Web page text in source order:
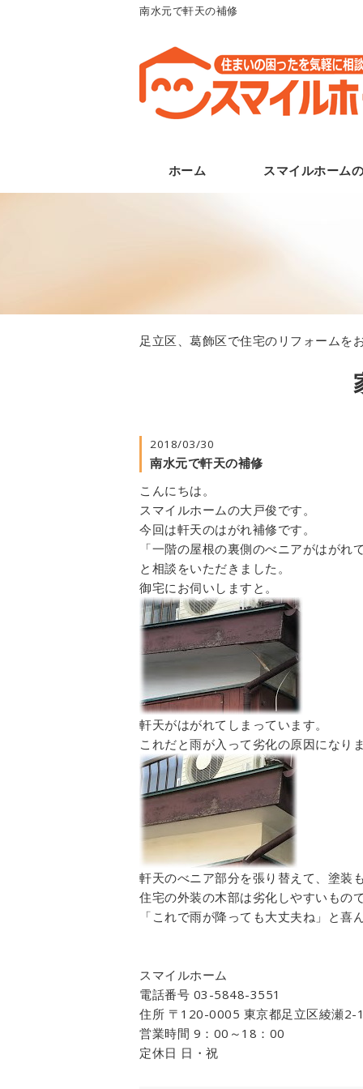
南水元で軒天の補修
ホーム スマイルホーム
足立区、葛飾区で住宅のリフォームを
2018/03/30
南水元で軒天の補修
こんにちは。
スマイルホームの大戸俊です。
今回は軒天のはがれ補修です。
「一階の屋根の裏側のべニアがはがれ
と相談をいただきました。
御宅にお伺いしますと。
軒天がはがれてしまっています。
これだと雨が入って劣化の原因になりま
軒天のべニア部分を張り替えて、塗装
住宅の外装の木部は劣化しやすいもので
「これで雨が降っても大丈夫ね」と喜
スマイルホーム
電話番号 03-5848-3551
住所 〒120-0005 東京都足立区綾瀬2-
営業時間 9：00～18：00
定休日 日・祝